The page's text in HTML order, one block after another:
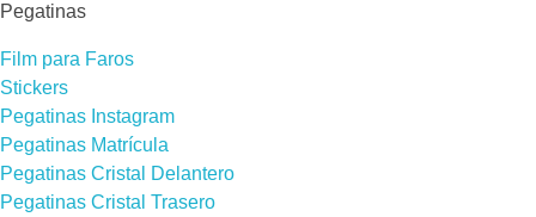
Pegatinas
Film para Faros
Stickers
Pegatinas Instagram
Pegatinas Matrícula
Pegatinas Cristal Delantero
Pegatinas Cristal Trasero